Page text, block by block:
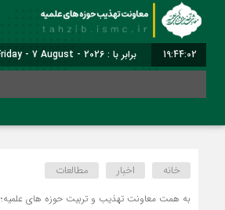
19:44:02 برابر با : Friday - 7 August - 2026
خانه اخبار مطالعات
به همت معاونت تهذیب و تربیت حوزه های علمیه؛